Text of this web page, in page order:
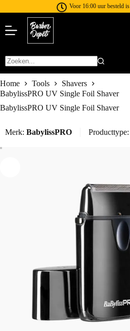
Voor 16:00 uur besteld is
Home Tools
Shavers
BabylissPRO UV Single Foil Shaver
BabylissPRO UV Single Foil Shaver
Merk: BabylissPRO Producttype: